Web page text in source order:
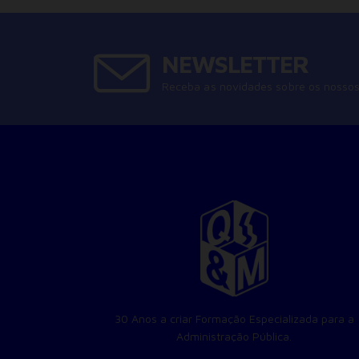
30 Anos a criar Formação Especializada para a
Administração Pública.